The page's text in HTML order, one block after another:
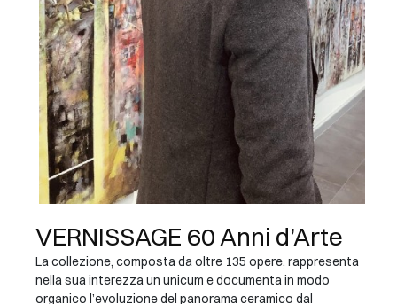
VERNISSAGE 60 Anni d’Arte
La collezione, composta da oltre 135 opere, rappresenta
nella sua interezza un unicum e documenta in modo
organico l’evoluzione del panorama ceramico dal